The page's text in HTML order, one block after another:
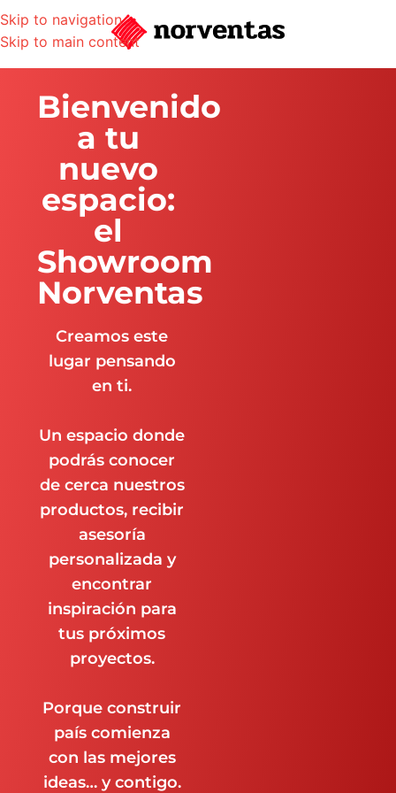
Skip to navigation
Skip to main content
Bienvenido
a tu
nuevo
espacio:
el
Showroom
Norventas
Creamos este
lugar pensando
en ti.
Un espacio donde
podrás conocer
de cerca nuestros
productos, recibir
asesoría
personalizada y
encontrar
inspiración para
tus próximos
proyectos.
Porque construir
país comienza
con las mejores
ideas… y contigo.